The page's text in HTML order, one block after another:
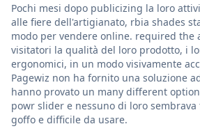
Pochi mesi dopo publicizing la loro
alle fiere dell'artigianato, rbia shades
modo per vendere online. required the
visitatori la qualità del loro prodotto, i
ergonomici, in un modo visivamente
Pagewiz non ha fornito una soluzione
hanno provato un many different
powr slider e nessuno di loro
goffo e difficile da usare.